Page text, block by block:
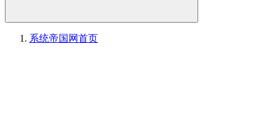
系统帝国网首页